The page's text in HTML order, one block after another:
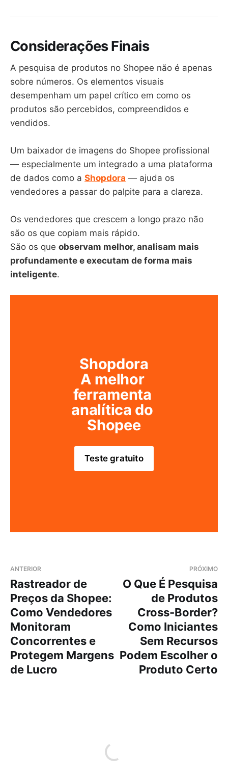
Considerações Finais
A pesquisa de produtos no Shopee não é apenas
sobre números. Os elementos visuais
desempenham um papel crítico em como os
produtos são percebidos, compreendidos e
vendidos.
Um baixador de imagens do Shopee profissional
— especialmente um integrado a uma plataforma
de dados como a Shopdora — ajuda os
vendedores a passar do palpite para a clareza.
Os vendedores que crescem a longo prazo não
são os que copiam mais rápido.
São os que observam melhor, analisam mais
profundamente e executam de forma mais
inteligente.
Shopdora
A melhor
ferramenta
analítica do
Shopee
Teste gratuito
ANTERIOR
Rastreador de
Preços da Shopee:
Como Vendedores
Monitoram
Concorrentes e
Protegem Margens
de Lucro
PRÓXIMO
O Que É Pesquisa
de Produtos
Cross-Border?
Como Iniciantes
Sem Recursos
Podem Escolher o
Produto Certo